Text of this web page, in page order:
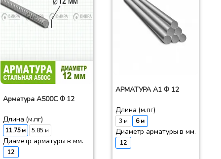
Арматура А500С Ф 12
Длина (м.пг)
11.75 м 5.85 м
Диаметр арматуры в мм.
12
АРМАТУРА А1 Ф 12
Длина (м.пг)
3 м 6 м
Диаметр арматуры в мм.
12